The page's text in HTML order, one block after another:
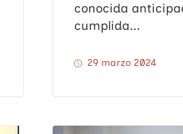
conocida
cumplida...
29 marzo 2024